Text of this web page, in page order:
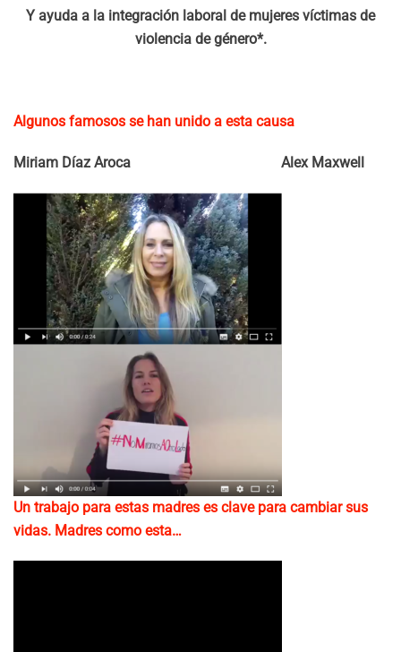
Y ayuda a la integración laboral de mujeres víctimas de
violencia de género*.
Algunos famosos se han unido a esta causa
Miriam Díaz Aroca Alex Maxwell
Un trabajo para estas madres es clave para cambiar sus
vidas. Madres como esta…